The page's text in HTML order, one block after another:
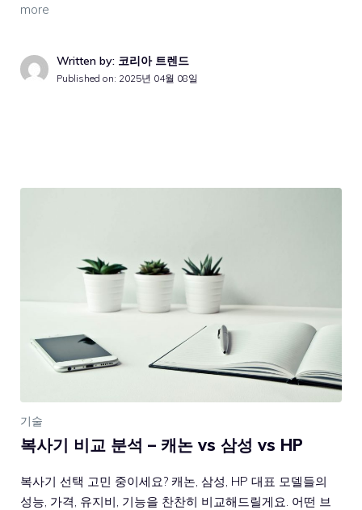
more
Written by: 코리아 트렌드
Published on: 2025년 04월 08일
기술
복사기 비교 분석 – 캐논 vs 삼성 vs HP
복사기 선택 고민 중이세요? 캐논, 삼성, HP 대표 모델들의
성능, 가격, 유지비, 기능을 찬찬히 비교해드릴게요. 어떤 브